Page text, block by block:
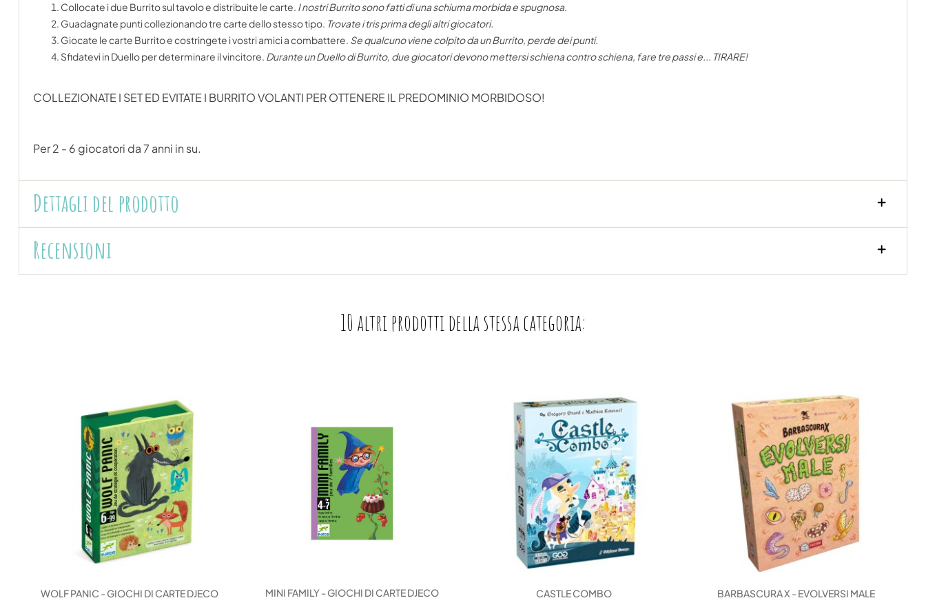
Collocate i due Burrito sul tavolo e distribuite le carte. I nostri Burrito sono fatti di una schiuma morbida e spugnosa.
Guadagnate punti collezionando tre carte dello stesso tipo. Trovate i tris prima degli altri giocatori.
Giocate le carte Burrito e costringete i vostri amici a combattere. Se qualcuno viene colpito da un Burrito, perde dei punti.
Sfidatevi in Duello per determinare il vincitore. Durante un Duello di Burrito, due giocatori devono mettersi schiena contro schiena, fare tre passi e... TIRARE!
COLLEZIONATE I SET ED EVITATE I BURRITO VOLANTI PER OTTENERE IL PREDOMINIO MORBIDOSO!
Per 2 - 6 giocatori da 7 anni in su.
Dettagli del prodotto
Recensioni
10 altri prodotti della stessa categoria:
WOLF PANIC - GIOCHI DI CARTE DJECO MINI FAMILY - GIOCHI DI CARTE DJECO CASTLE COMBO BARBASCURA X - EVOLVERSI MALE